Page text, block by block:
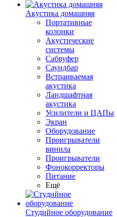
Акустика домашняя
Портативные
колонки
Акустические
системы
Сабвуфер
Саундбар
Встраиваемая
акустика
Ландшафтная
акустика
Усилители и ЦАПы
Экран
Оборудование
Проигрыватели
винила
Проигрыватели
Фонокорректоры
Питание
Ещё
Студийное оборудование